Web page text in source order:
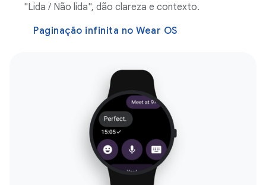
"Lida / Não lida", dão clareza e contexto.
Paginação infinita no Wear OS